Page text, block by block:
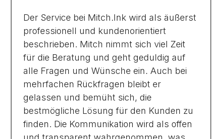
Der Service bei Mitch.Ink wird als äußerst
professionell und kundenorientiert
beschrieben. Mitch nimmt sich viel Zeit
für die Beratung und geht geduldig auf
alle Fragen und Wünsche ein. Auch bei
mehrfachen Rückfragen bleibt er
gelassen und bemüht sich, die
bestmögliche Lösung für den Kunden zu
finden. Die Kommunikation wird als offen